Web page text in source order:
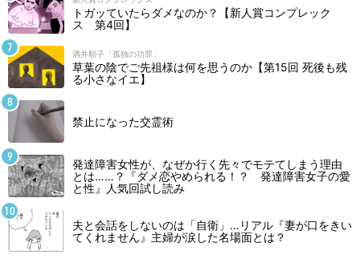
トガッていたらダメなのか？【新人賞コンプレック
ス 第4回】
酒井順子「孤独の功罪」
草葉の陰でご先祖様は何を思うのか【第15回 死後も残
る小さなイエ】
禁止になった交霊術
発達障害女性が、なぜか行く先々でモテてしまう理由
とは……？『ダメ恋やめられる！？ 発達障害女子の愛
と性』人気回試し読み
夫と会話をしないのは「自衛」…リアル『妻が口をきい
てくれません』主婦が涙した名場面とは？